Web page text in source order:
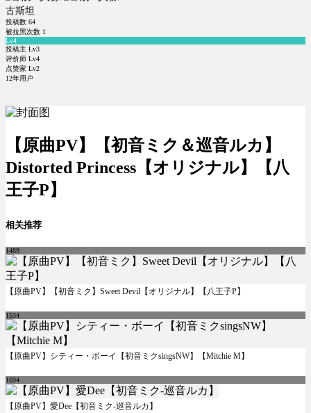
古斯坦
投稿数 64
被拉黑次数 1
Lv4
投稿主 Lv3
评价师 Lv4
点赞家 Lv2
12年用户
【原曲PV】【初音ミク＆巡音ルカ】
Distorted Princess【オリジナル】【八
王子P】
相关推荐
1489
【原曲PV】【初音ミク】Sweet Devil【オリジナル】【八王子P】
1534
【原曲PV】シティー・ボーイ【初音ミクsingsNW】【Mitchie M】
1694
【原曲PV】愛Dee【初音ミク-巡音ルカ】